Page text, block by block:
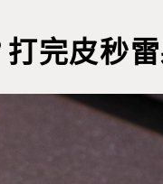
完皮秒